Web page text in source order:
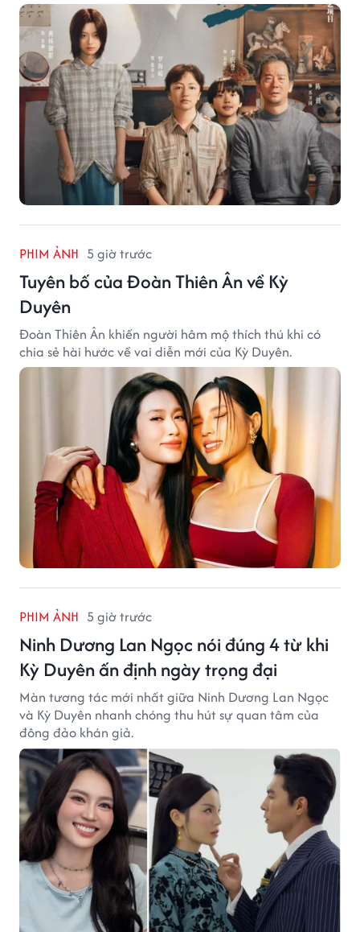
PHIM ẢNH 5 giờ trước
Tuyên bố của Đoàn Thiên Ân về Kỳ
Duyên
Đoàn Thiên Ân khiến người hâm mộ thích thú khi có
chia sẻ hài hước về vai diễn mới của Kỳ Duyên.
PHIM ẢNH 5 giờ trước
Ninh Dương Lan Ngọc nói đúng 4 từ khi
Kỳ Duyên ấn định ngày trọng đại
Màn tương tác mới nhất giữa Ninh Dương Lan Ngọc
và Kỳ Duyên nhanh chóng thu hút sự quan tâm của
đông đảo khán giả.